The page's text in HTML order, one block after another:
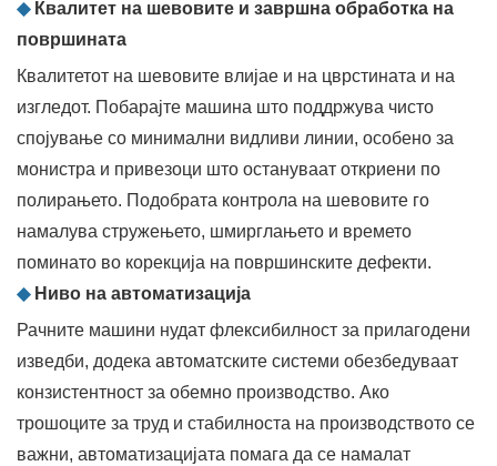
◆Квалитет на шевовите и завршна обработка на
површината
Квалитетот на шевовите влијае и на цврстината и на
изгледот. Побарајте машина што поддржува чисто
спојување со минимални видливи линии, особено за
монистра и привезоци што остануваат откриени по
полирањето. Подобрата контрола на шевовите го
намалува стружењето, шмирглањето и времето
поминато во корекција на површинските дефекти.
◆Ниво на автоматизација
Рачните машини нудат флексибилност за прилагодени
изведби, додека автоматските системи обезбедуваат
конзистентност за обемно производство. Ако
трошоците за труд и стабилноста на производството се
важни, автоматизацијата помага да се намалат